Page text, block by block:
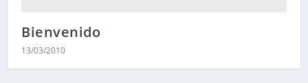
Bienvenido
13/03/2010